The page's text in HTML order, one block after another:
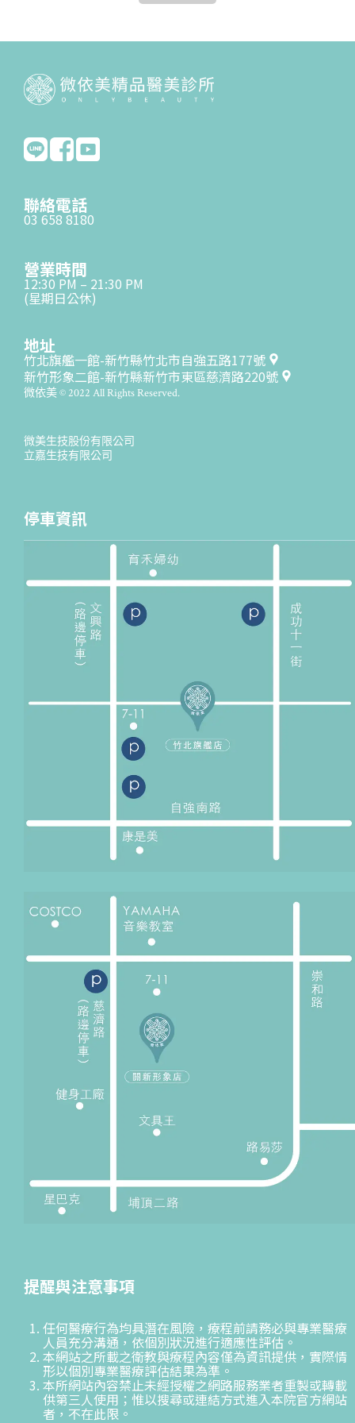
聯絡電話
03 658 8180
營業時間
12:30 PM – 21:30 PM
(星期日公休)
地址
竹北旗艦一館-新竹縣竹北市自強五路177號
新竹形象二館-新竹縣新竹市東區慈濟路220號
微依美 © 2022 All Rights Reserved.
微美生技股份有限公司
立嘉生技有限公司
停車資訊
提醒與注意事項
任何醫療行為均具潛在風險，療程前請務必與專業醫療
人員充分溝通，依個別狀況進行適應性評估。
本網站之所載之衛教與療程內容僅為資訊提供，實際情
形以個別專業醫療評估結果為準。
本所網站內容禁止未經授權之網路服務業者重製或轉載
供第三人使用；惟以搜尋或連結方式進入本院官方網站
者，不在此限。